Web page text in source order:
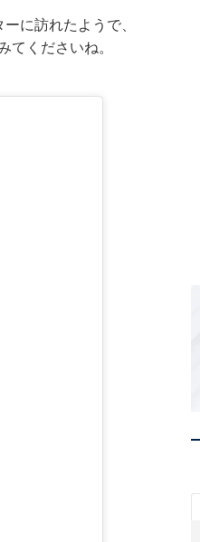
に訪れたようで、
てくださいね。